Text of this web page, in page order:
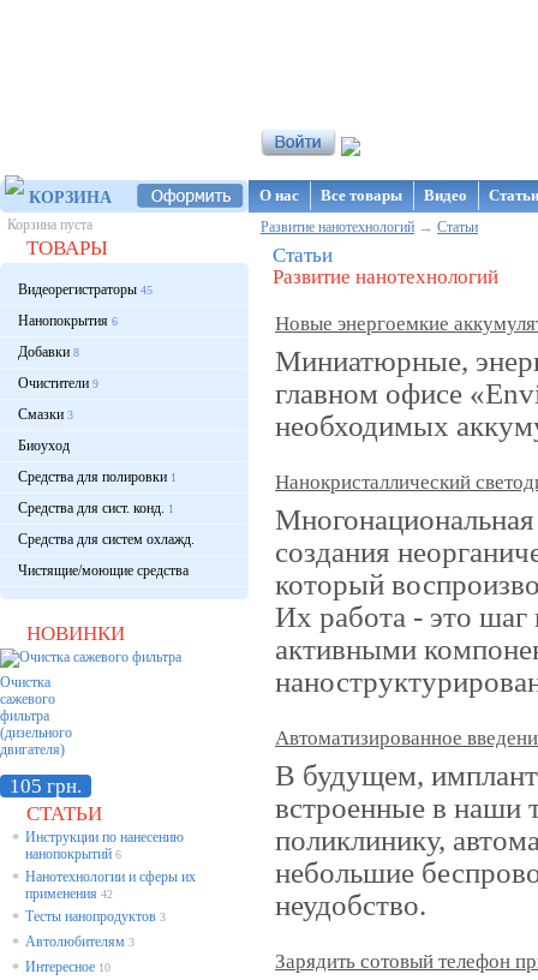
КОРЗИНА
Корзина пуста
ТОВАРЫ
Видеорегистраторы 45
Нанопокрытия 6
Добавки 8
Очистители 9
Смазки 3
Биоуход
Средства для полировки 1
Средства для сист. конд. 1
Средства для систем охлажд.
Чистящие/моющие средства
НОВИНКИ
Очистка
сажевого
фильтра
(дизельного
двигателя)
105 грн.
СТАТЬИ
* Инструкции по нанесению
нанопокрытий 6
* Нанотехнологии и сферы их
применения 42
* Тесты нанопродуктов 3
* Автолюбителям 3
* Интересное 10
О нас Все товары Видео
Развитие нанотехнологий → Статьи
Статьи
Развитие нанотехнологий
Новые энергоемкие
Миниатюрные,
главном офисе
необходимых
Нанокристаллический
создания
который
Их работа - это шаг
активными
Автоматизированное
В будущем,
встроенные в наши
поликлинику,
небольшие
неудобство.
Зарядить сотовый телефон